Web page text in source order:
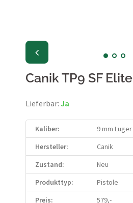
Canik TP9 SF Elite
Lieferbar: Ja
Kaliber:
9 mm Luger
Hersteller:
Canik
Zustand:
Neu
Produkttyp:
Pistole
Preis:
579,-